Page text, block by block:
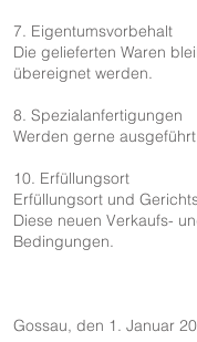
7. Eigentumsvorbehalt
Die gelieferten Waren
übereignet werden.
8. Spezialanfertigungen
Werden gerne
10. Erfüllungsort
Erfüllungsort und
Diese neuen Verkaufs-
Bedingungen.
Gossau, den 1. Januar